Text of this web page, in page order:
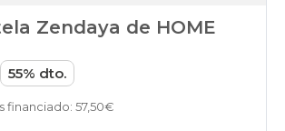
Zendaya de HOME
55% dto.
financiado: 57,50€